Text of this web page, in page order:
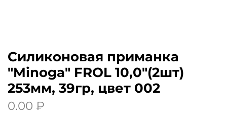
Силиконовая приманка
"Minoga" FROL 10,0"(2шт)
253мм, 39гр, цвет 002
0.00 ₽